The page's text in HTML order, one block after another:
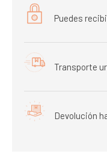
Puedes
Transporte
Devolución